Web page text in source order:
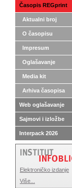
Časopis REGprint
Aktualni broj
O časopisu
Impresum
Oglašavanje
Media kit
Arhiva časopisa
Web oglašavanje
Sajmovi i izložbe
Interpack 2026
Elektroničko izdanje
Više...